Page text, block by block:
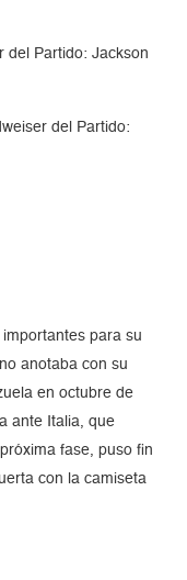
del Partido: Jackson
del Partido:
para su
anotaba con su
en octubre de
ante Italia, que
fase, puso fin
con la camiseta